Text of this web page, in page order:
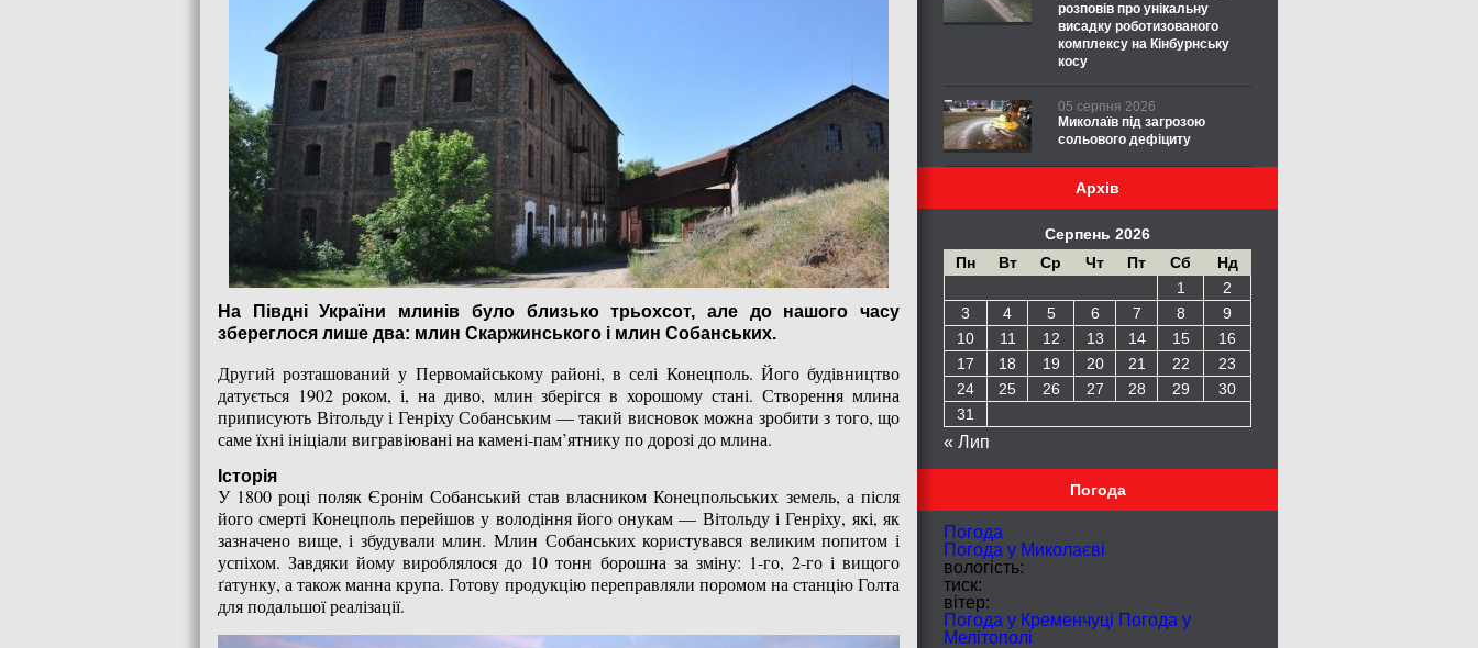
На Півдні України млинів було близько трьохсот, але до нашого часу
збереглося лише два: млин Скаржинського і млин Собанських.
Другий розташований у Первомайському районі, в селі Конецполь. Його будівництво
датується 1902 роком, і, на диво, млин зберігся в хорошому стані. Створення млина
приписують Вітольду і Генріху Собанським — такий висновок можна зробити з того, що
саме їхні ініціали вигравіювані на камені-пам’ятнику по дорозі до млина.
Історія
У 1800 році поляк Єронім Собанський став власником Конецпольських земель, а після
його смерті Конецполь перейшов у володіння його онукам — Вітольду і Генріху, які, як
зазначено вище, і збудували млин. Млин Собанських користувався великим попитом і
успіхом. Завдяки йому вироблялося до 10 тонн борошна за зміну: 1-го, 2-го і вищого
ґатунку, а також манна крупа. Готову продукцію переправляли поромом на станцію Голта
для подальшої реалізації.
розповів про унікальну
висадку роботизованого
комплексу на Кінбурнську
косу
05 серпня 2026
Миколаїв під загрозою
сольового дефіциту
Архів
Серпень 2026
Пн
Вт Ср Чт Пт Сб
Нд
1
2
3
4 5 6 7 8
9
10
11 12 13 14 15
16
17
18 19 20 21 22
23
24
25 26 27 28 29
30
31
« Лип
Погода
Погода
Погода у Миколаєві
вологість:
тиск:
вітер:
Погода у Кременчуці Погода у
Мелітополі